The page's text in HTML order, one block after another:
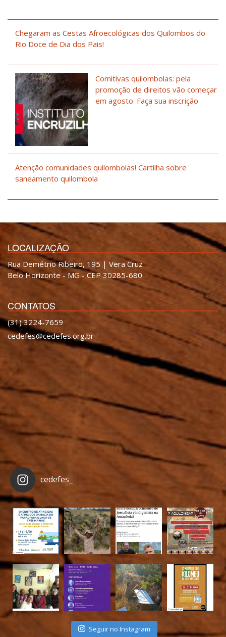
Chegaram as Cestas Afroecológicas dos Quilombos do
Rio Doce de Dia dos Pais!
Comitivas quilombolas: pela
promoção de direitos vão começar
em agosto. Faça sua inscrição
Atenção comunidades quilombolas! Cartilha sobre
saneamento quilombola
LOCALIZAÇÃO
Rua Demétrio Ribeiro, 195 | Vera Cruz
Belo Horizonte - MG - CEP 30285-680
CONTATOS
(31) 3224-7659
cedefes@cedefes.org.br
cedefes_
Seguir no Instagram